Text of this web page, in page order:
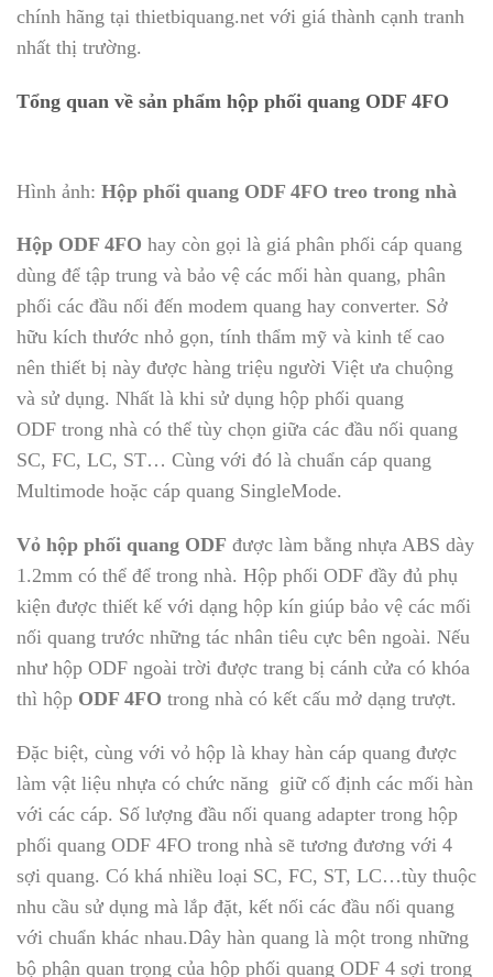
chính hãng tại thietbiquang.net với giá thành cạnh tranh
nhất thị trường.
Tổng quan về sản phẩm hộp phối quang ODF 4FO
Hình ảnh: Hộp phối quang ODF 4FO treo trong nhà
Hộp ODF 4FO hay còn gọi là giá phân phối cáp quang
dùng để tập trung và bảo vệ các mối hàn quang, phân
phối các đầu nối đến modem quang hay converter. Sở
hữu kích thước nhỏ gọn, tính thẩm mỹ và kinh tế cao
nên thiết bị này được hàng triệu người Việt ưa chuộng
và sử dụng. Nhất là khi sử dụng hộp phối quang
ODF trong nhà có thể tùy chọn giữa các đầu nối quang
SC, FC, LC, ST… Cùng với đó là chuẩn cáp quang
Multimode hoặc cáp quang SingleMode.
Vỏ hộp phối quang ODF được làm bằng nhựa ABS dày
1.2mm có thể để trong nhà. Hộp phối ODF đầy đủ phụ
kiện được thiết kế với dạng hộp kín giúp bảo vệ các mối
nối quang trước những tác nhân tiêu cực bên ngoài. Nếu
như hộp ODF ngoài trời được trang bị cánh cửa có khóa
thì hộp ODF 4FO trong nhà có kết cấu mở dạng trượt.
Đặc biệt, cùng với vỏ hộp là khay hàn cáp quang được
làm vật liệu nhựa có chức năng giữ cố định các mối hàn
với các cáp. Số lượng đầu nối quang adapter trong hộp
phối quang ODF 4FO trong nhà sẽ tương đương với 4
sợi quang. Có khá nhiều loại SC, FC, ST, LC…tùy thuộc
nhu cầu sử dụng mà lắp đặt, kết nối các đầu nối quang
với chuẩn khác nhau.Dây hàn quang là một trong những
bộ phận quan trọng của hộp phối quang ODF 4 sợi trong